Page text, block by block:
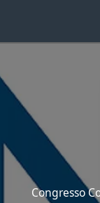
Congresso